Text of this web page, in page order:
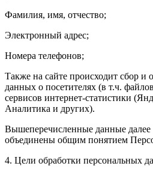
Фамилия, имя, отчество;
Электронный адрес;
Номера телефонов;
Также на сайте происходит сбор и
данных о посетителях (в т.ч.
сервисов интернет-статистики
Аналитика и других).
Вышеперечисленные данные далее
объединены общим понятием
4. Цели обработки персональных